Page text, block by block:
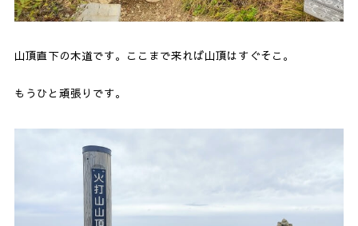
山頂直下の木道です。ここまで来れば山頂はすぐそこ。
もうひと頑張りです。